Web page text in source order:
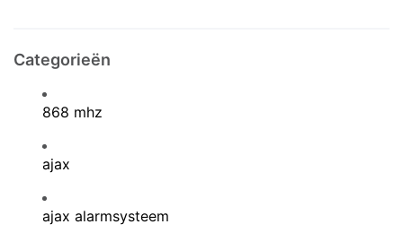
Categorieën
868 mhz
ajax
ajax alarmsysteem